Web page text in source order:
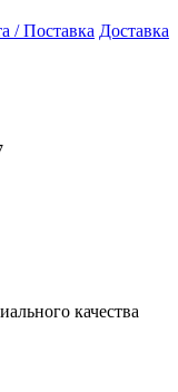
/ Поставка Доставка
качества